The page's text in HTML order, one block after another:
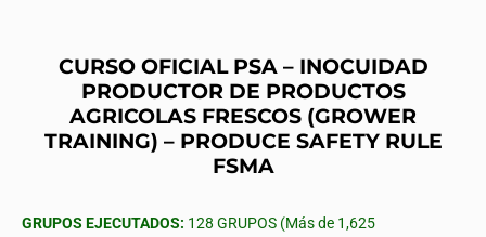
CURSO OFICIAL PSA – INOCUIDAD
PRODUCTOR DE PRODUCTOS
AGRICOLAS FRESCOS (GROWER
TRAINING) – PRODUCE SAFETY RULE
FSMA
GRUPOS EJECUTADOS: 128 GRUPOS (Más de 1,625